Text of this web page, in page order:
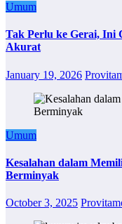
Umum
Tak Perlu ke Gerai, Ini
Akurat
January 19, 2026
Umum
Kesalahan dalam
Berminyak
October 3, 2025